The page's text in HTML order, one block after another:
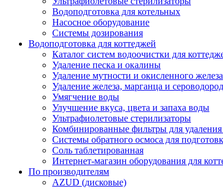
Водоподготовка для котельных
Насосное оборудование
Системы дозирования
Водоподготовка для коттеджей
Каталог систем водоочистки для
Удаление песка и окалины
Удаление мутности и окисленного железа
Удаление железа, марганца и
Умягчение воды
Улучшение вкуса, цвета и запаха воды
Ультрафиолетовые стерилизаторы
Комбинированные фильтры для удаления
Системы обратного осмоса для
Соль таблетированная
Интернет-магазин оборудования для
По производителям
AZUD (дисковые)